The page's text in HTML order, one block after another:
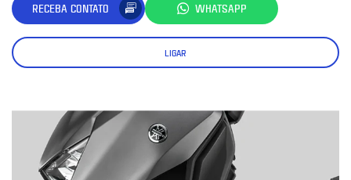
RECEBA CONTATO WHATSAPP
LIGAR